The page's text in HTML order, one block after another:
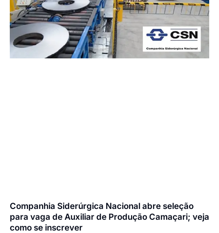
Companhia Siderúrgica Nacional abre seleção
para vaga de Auxiliar de Produção Camaçari; veja
como se inscrever